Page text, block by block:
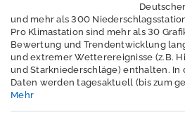
t
a
k
t
D
a
t
und mehr als 300
Pro Klimastation sind mehr als 30
Bewertung und Trendentwicklung
und extremer Wetterereignisse (z.B.
und Starkniederschläge) enthalten.
Daten werden tagesaktuell (bis zum
Mehr